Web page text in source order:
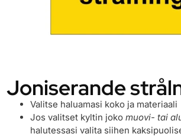
Joniserande
Valitse haluamasi koko ja materiaali
Jos valitset kyltin jokomuovi- tai
halutessasi valita siihen